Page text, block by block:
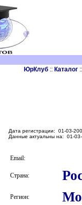
ЮрКлуб:: Каталог
Дата регистрации: 01-03-
Данные актуальны на: 01-
Email:
Страна:
Регион: